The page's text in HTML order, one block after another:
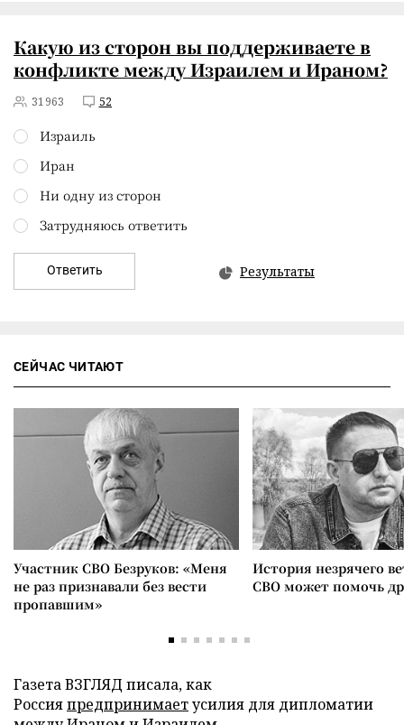
Какую из сторон вы поддерживаете в
конфликте между Израилем и Ираном?
31963 52
Израиль
Иран
Ни одну из сторон
Затрудняюсь ответить
Ответить Результаты
СЕЙЧАС ЧИТАЮТ
Участник СВО Безруков: «Меня
не раз признавали без вести
пропавшим»
История незрячего
СВО может помочь
Газета ВЗГЛЯД писала, как
Россияпредпринимаетусилия для дипломатии